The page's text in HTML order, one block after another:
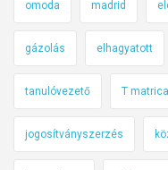
omoda madrid
gázolás elhagyatott
tanulóvezető T matrica
jogosítványszerzés